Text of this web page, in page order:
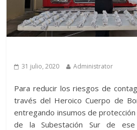
31 julio, 2020
Administrator
Para reducir los riesgos de
través del Heroico Cuerpo de
entregando insumos de
de la Subestación Sur de ese